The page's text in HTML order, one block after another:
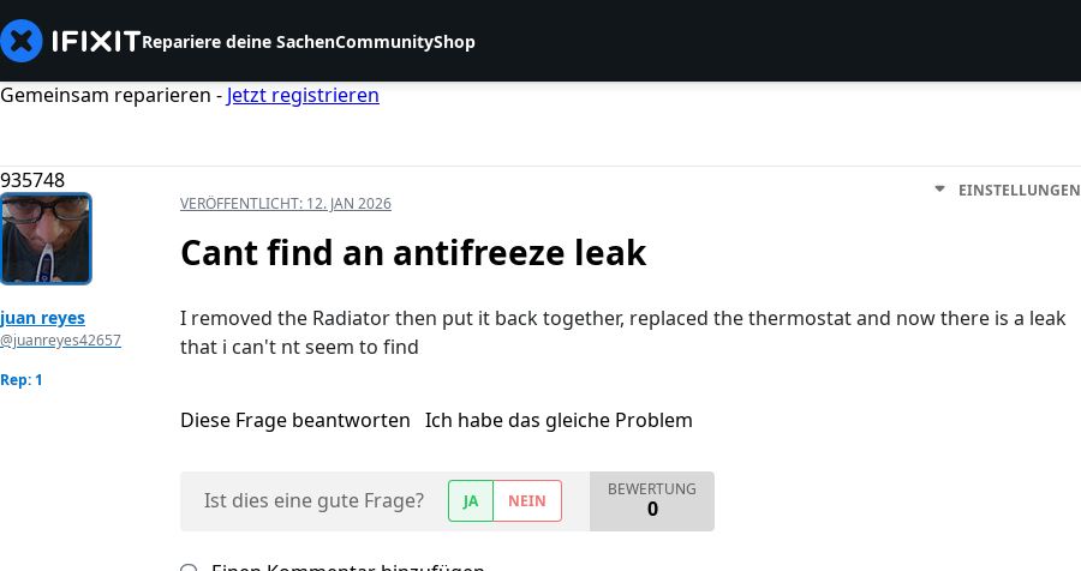
Repariere deine SachenCommunityShop
Gemeinsam reparieren - Jetzt registrieren
935748
juan reyes
@juanreyes42657
Rep: 1
VERÖFFENTLICHT: 12. JAN 2026
EINSTELLUNGEN
Cant find an antifreeze leak
I removed the Radiator then put it back together, replaced the thermostat and now there is a leak
that i can't nt seem to find
Diese Frage beantworten Ich habe das gleiche Problem
Ist dies eine gute Frage? JA NEIN
BEWERTUNG
0